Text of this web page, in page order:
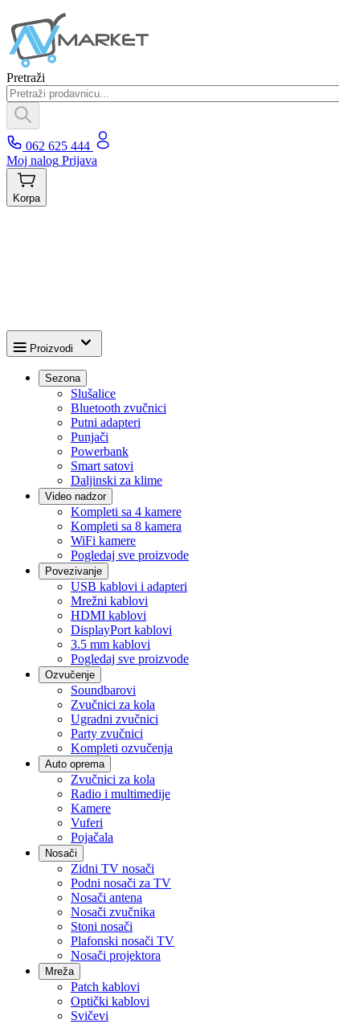
Pretraži
062 625 444
Moj nalog Prijava
Korpa
Proizvodi
Sezona
Slušalice
Bluetooth zvučnici
Putni adapteri
Punjači
Powerbank
Smart satovi
Daljinski za klime
Video nadzor
Kompleti sa 4 kamere
Kompleti sa 8 kamera
WiFi kamere
Pogledaj sve proizvode
Povezivanje
USB kablovi i adapteri
Mrežni kablovi
HDMI kablovi
DisplayPort kablovi
3.5 mm kablovi
Pogledaj sve proizvode
Ozvučenje
Soundbarovi
Zvučnici za kola
Ugradni zvučnici
Party zvučnici
Kompleti ozvučenja
Auto oprema
Zvučnici za kola
Radio i multimedije
Kamere
Vuferi
Pojačala
Nosači
Zidni TV nosači
Podni nosači za TV
Nosači antena
Nosači zvučnika
Stoni nosači
Plafonski nosači TV
Nosači projektora
Mreža
Patch kablovi
Optički kablovi
Svičevi